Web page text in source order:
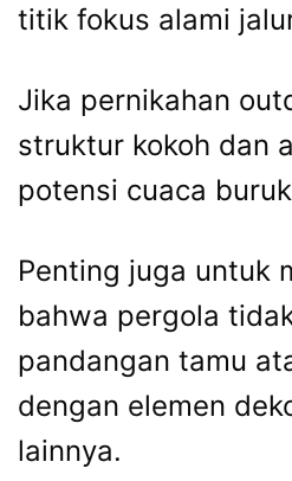
titik fokus alami
Jika pernikahan
struktur kokoh dan
potensi cuaca
Penting juga untuk
bahwa pergola
pandangan tamu
dengan elemen
lainnya.